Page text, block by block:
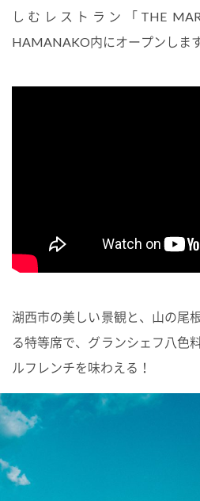
しむレストラン「THE
HAMANAKO内にオープンしま
湖西市の美しい景観と、山の尾
る特等席で、グランシェフ八色
ルフレンチを味わえる！